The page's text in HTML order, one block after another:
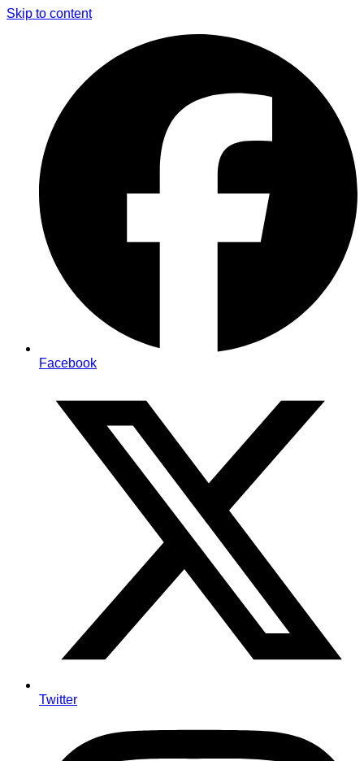
Skip to content
Facebook
Twitter